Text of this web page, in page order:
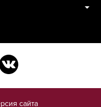
сайта